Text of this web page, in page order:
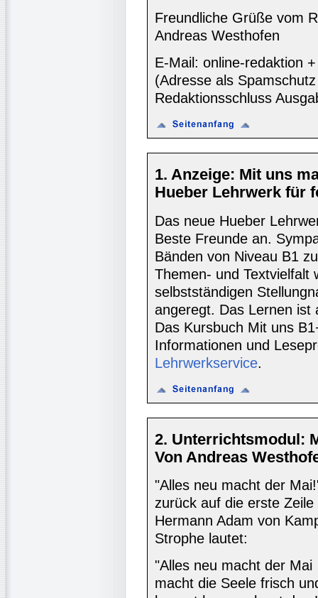
Freundliche Grüße vom
Andreas Westhofen
E-Mail: online-redaktion
(Adresse als
Redaktionsschluss
1. Anzeige: Mit uns
Hueber Lehrwerk für
Das neue Hueber
Beste Freunde an.
Bänden von Niveau B1
Themen- und Textvielfalt
selbstständigen
angeregt. Das Lernen ist
Das Kursbuch Mit uns
Informationen und
Lehrwerkservice.
2. Unterrichtsmodul:
Von Andreas
"Alles neu macht der
zurück auf die erste
Hermann Adam von
Strophe lautet:
"Alles neu macht der Mai
macht die Seele frisch